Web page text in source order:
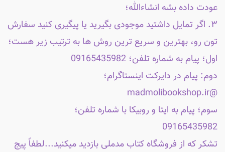
عودت داده بشه انشاءالله؛
۳. اگر تمایل داشتید موجودی بگیرید یا پیگیری کنید سفارش
تون رو، بهترین و سریع ترین روش ها به ترتیب زیر هست؛
اول؛ پیام به شماره تلفن؛ 09165435982
دوم: پیام در دایرکت اینستاگرام؛
@madmolibookshop.ir
سوم؛ پیام به ایتا و روبیکا با شماره تلفن؛
09165435982
تشکر که از فروشگاه کتاب مدملی بازدید میکنید...لطفاً پیج